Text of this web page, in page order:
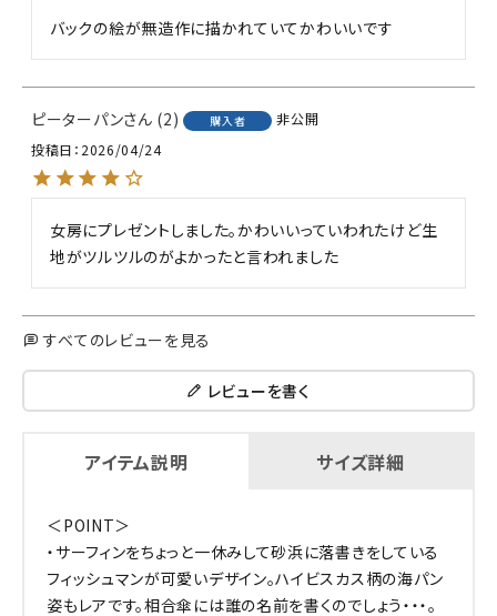
バックの絵が無造作に描かれていてかわいいです
ピーターパン 2 購入者
非公開
投稿日 2026/04/24
女房にプレゼントしました。かわいいっていわれたけど生
地がツルツルのがよかったと言われました
すべてのレビューを見る
レビューを書く
アイテム説明 サイズ詳細
＜POINT＞
・サーフィンをちょっと一休みして砂浜に落書きをしている
フィッシュマンが可愛いデザイン。ハイビスカス柄の海パン
姿もレアです。相合傘には誰の名前を書くのでしょう・・・。